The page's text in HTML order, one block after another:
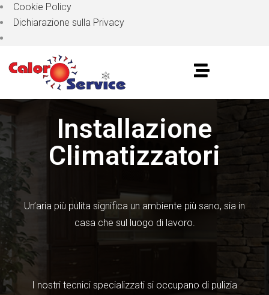
Cookie Policy
Dichiarazione sulla Privacy
Installazione
Climatizzatori
Un’aria più pulita significa un ambiente più sano, sia in
casa che sul luogo di lavoro.
I nostri tecnici specializzati si occupano di pulizia